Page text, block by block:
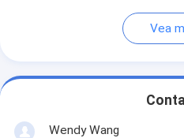
Vea
Wendy Wang